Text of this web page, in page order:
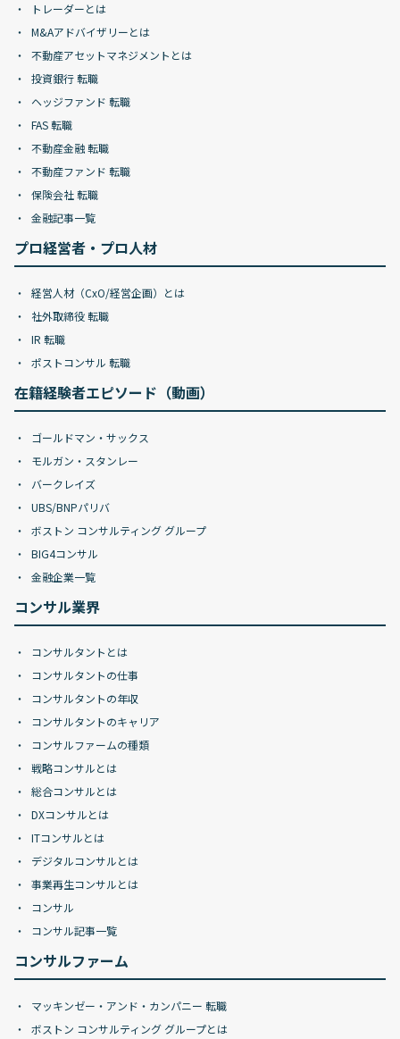
トレーダーとは
M&Aアドバイザリーとは
不動産アセットマネジメントとは
投資銀行 転職
ヘッジファンド 転職
FAS 転職
不動産金融 転職
不動産ファンド 転職
保険会社 転職
金融記事一覧
プロ経営者・プロ人材
経営人材（CxO/経営企画）とは
社外取締役 転職
IR 転職
ポストコンサル 転職
在籍経験者エピソード（動画）
ゴールドマン・サックス
モルガン・スタンレー
バークレイズ
UBS/BNPパリバ
ボストン コンサルティング グループ
BIG4コンサル
金融企業一覧
コンサル業界
コンサルタントとは
コンサルタントの仕事
コンサルタントの年収
コンサルタントのキャリア
コンサルファームの種類
戦略コンサルとは
総合コンサルとは
DXコンサルとは
ITコンサルとは
デジタルコンサルとは
事業再生コンサルとは
コンサル
コンサル記事一覧
コンサルファーム
マッキンゼー・アンド・カンパニー 転職
ボストン コンサルティング グループとは